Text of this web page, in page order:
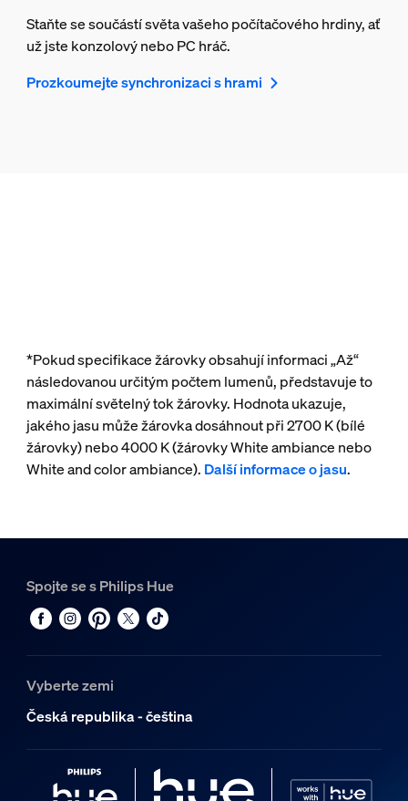
Staňte se součástí světa vašeho počítačového hrdiny, ať
už jste konzolový nebo PC hráč.
Prozkoumejte synchronizaci s hrami
*Pokud specifikace žárovky obsahují informaci „Až“
následovanou určitým počtem lumenů, představuje to
maximální světelný tok žárovky. Hodnota ukazuje,
jakého jasu může žárovka dosáhnout při 2700 K (bílé
žárovky) nebo 4000 K (žárovky White ambiance nebo
White and color ambiance). Další informace o jasu.
Spojte se s Philips Hue
Vyberte zemi
Česká republika - čeština